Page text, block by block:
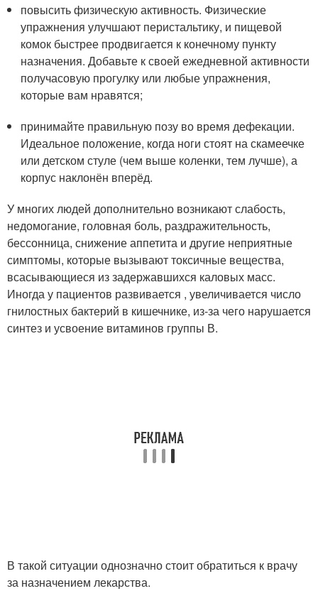
повысить физическую активность. Физические
упражнения улучшают перистальтику, и пищевой
комок быстрее продвигается к конечному пункту
назначения. Добавьте к своей ежедневной активности
получасовую прогулку или любые упражнения,
которые вам нравятся;
принимайте правильную позу во время дефекации.
Идеальное положение, когда ноги стоят на скамеечке
или детском стуле (чем выше коленки, тем лучше), а
корпус наклонён вперёд.
У многих людей дополнительно возникают слабость,
недомогание, головная боль, раздражительность,
бессонница, снижение аппетита и другие неприятные
симптомы, которые вызывают токсичные вещества,
всасывающиеся из задержавшихся каловых масс.
Иногда у пациентов развивается , увеличивается число
гнилостных бактерий в кишечнике, из-за чего нарушается
синтез и усвоение витаминов группы В.
В такой ситуации однозначно стоит обратиться к врачу
за назначением лекарства.